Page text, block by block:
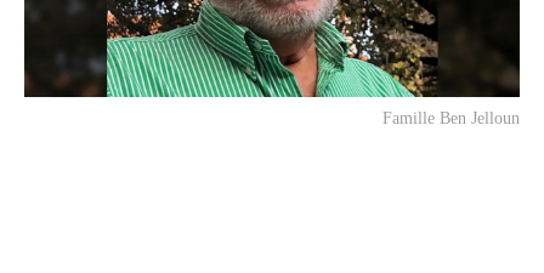
Famille Ben Jelloun